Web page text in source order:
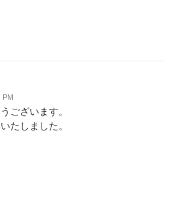
ございます。
たしました。